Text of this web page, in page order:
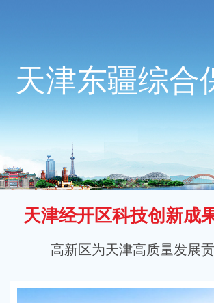
天津东疆综合
高新区为天津高质量发展